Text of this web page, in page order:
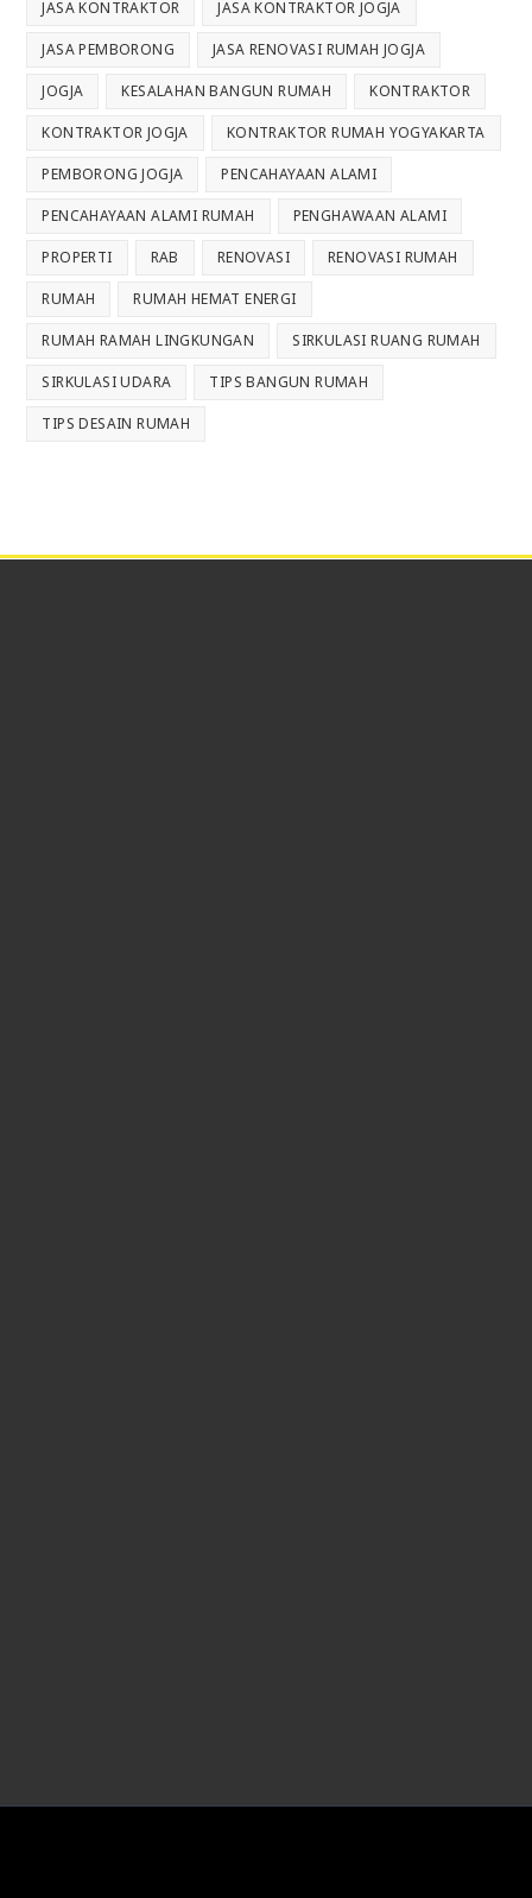
JASA KONTRAKTOR JASA KONTRAKTOR JOGJA
JASA PEMBORONG JASA RENOVASI RUMAH JOGJA
JOGJA KESALAHAN BANGUN RUMAH KONTRAKTOR
KONTRAKTOR JOGJA KONTRAKTOR RUMAH YOGYAKARTA
PEMBORONG JOGJA PENCAHAYAAN ALAMI
PENCAHAYAAN ALAMI RUMAH PENGHAWAAN ALAMI
PROPERTI RAB RENOVASI RENOVASI RUMAH
RUMAH RUMAH HEMAT ENERGI
RUMAH RAMAH LINGKUNGAN SIRKULASI RUANG RUMAH
SIRKULASI UDARA TIPS BANGUN RUMAH
TIPS DESAIN RUMAH